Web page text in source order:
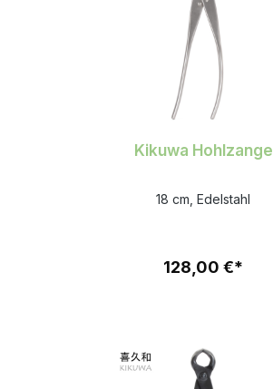
Kikuwa Hohlzange
18 cm, Edelstahl
128,00 €*